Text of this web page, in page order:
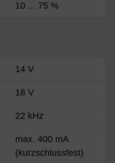
10 ... 75 %
14 V
18 V
22 kHz
max. 400 mA
(kurzschlussfest)